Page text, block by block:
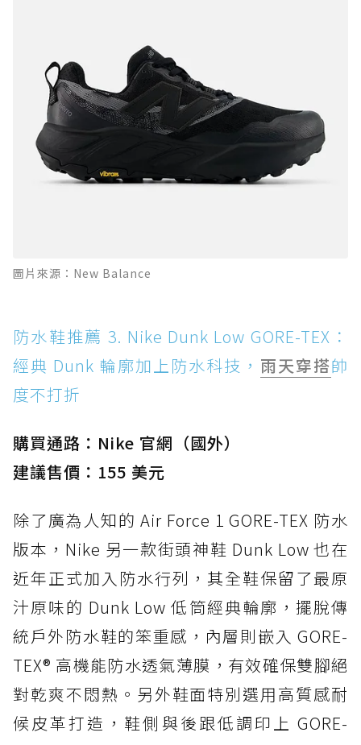
圖片來源：New Balance
防水鞋推薦 3. Nike Dunk Low GORE-TEX：
經典 Dunk 輪廓加上防水科技， 雨天穿搭帥
度不打折
購買通路：Nike 官網（國外）
建議售價：155 美元
除了廣為人知的 Air Force 1 GORE-TEX 防水
版本，Nike 另一款街頭神鞋 Dunk Low 也在
近年正式加入防水行列，其全鞋保留了最原
汁原味的 Dunk Low 低筒經典輪廓，擺脫傳
統戶外防水鞋的笨重感，內層則嵌入 GORE-
TEX® 高機能防水透氣薄膜，有效確保雙腳絕
對乾爽不悶熱。另外鞋面特別選用高質感耐
候皮革打造，鞋側與後跟低調印上 GORE-